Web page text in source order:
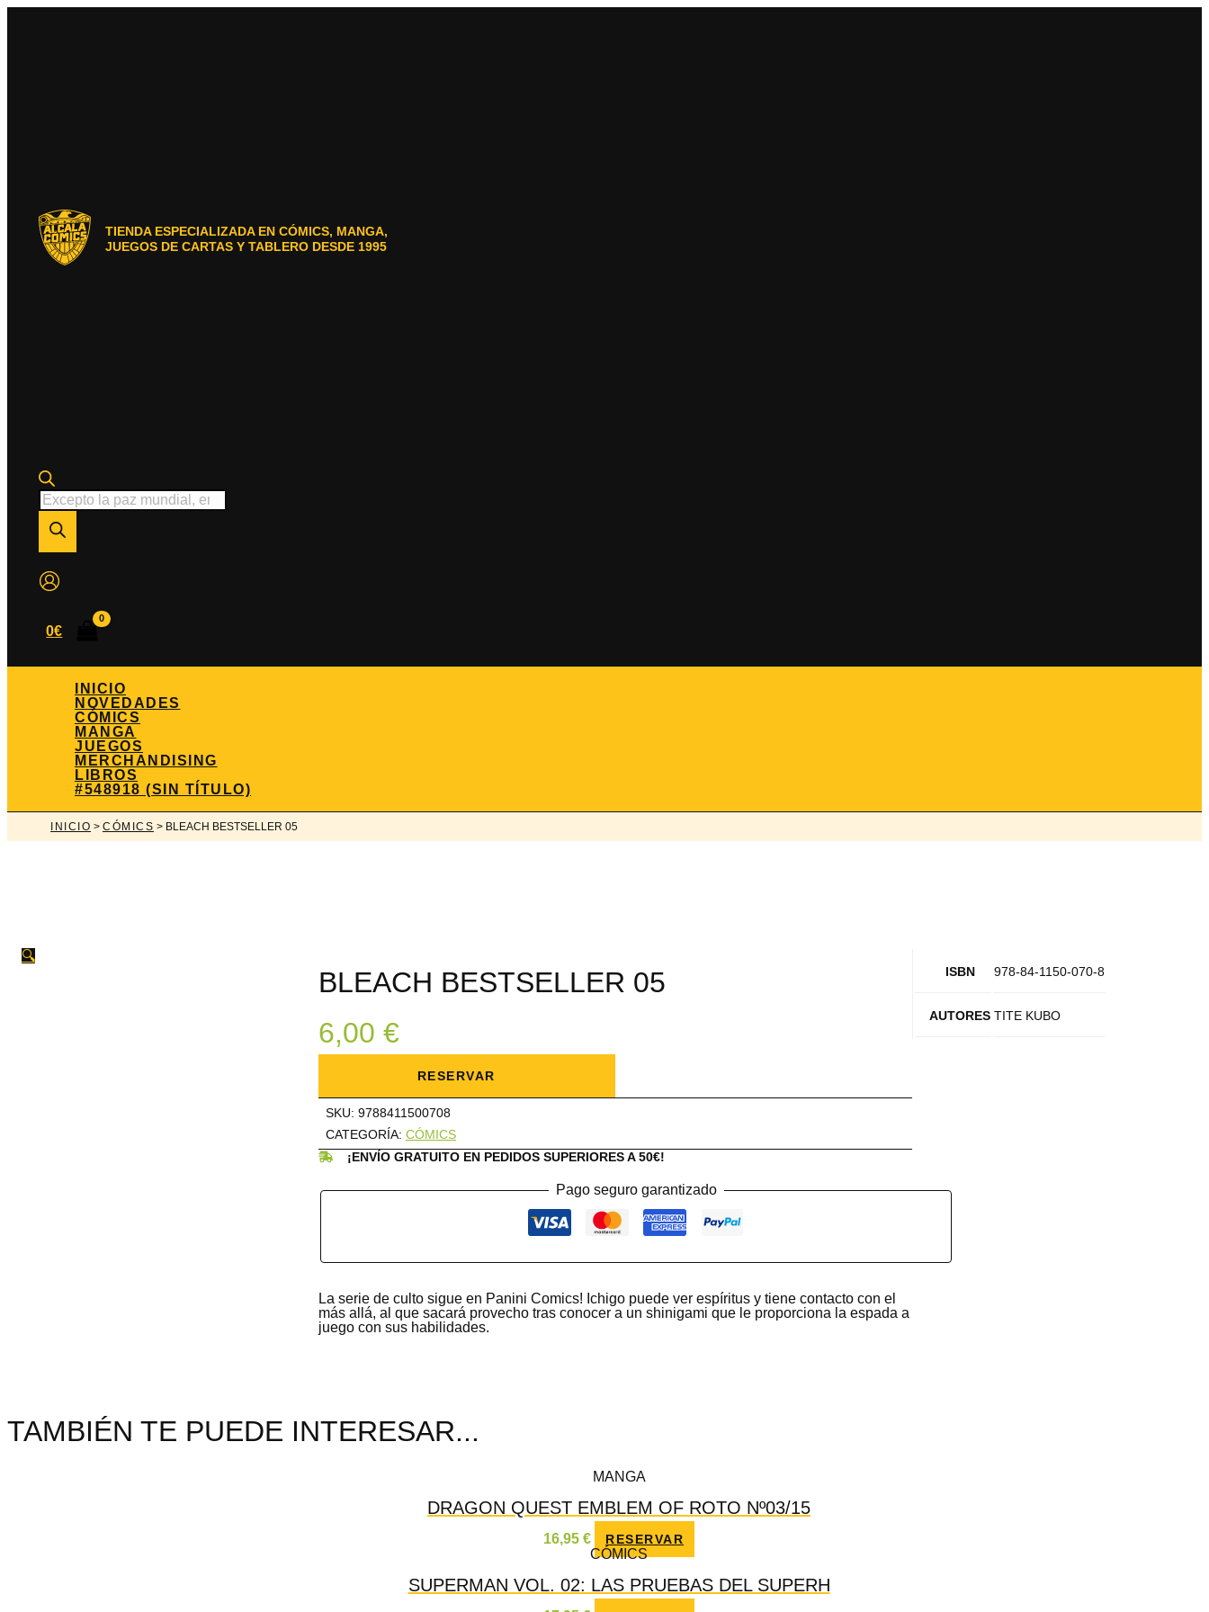
TIENDA ESPECIALIZADA EN CÓMICS, MANGA,
JUEGOS DE CARTAS Y TABLERO DESDE 1995
Búsqueda
de
productos
0€
INICIO
NOVEDADES
CÓMICS
MANGA
JUEGOS
MERCHANDISING
LIBROS
#548918 (SIN TÍTULO)
INICIO > CÓMICS > BLEACH BESTSELLER 05
🔍
BLEACH BESTSELLER 05
6,00 €
cantidad
RESERVAR
SKU: 9788411500708
CATEGORÍA: CÓMICS
¡ENVÍO GRATUITO EN PEDIDOS SUPERIORES A 50€!
Pago seguro garantizado
La serie de culto sigue en Panini Comics! Ichigo puede ver espíritus y tiene contacto con el
más allá, al que sacará provecho tras conocer a un shinigami que le proporciona la espada a
juego con sus habilidades.
ISBN 978-84-1150-070-8
AUTORES TITE KUBO
TAMBIÉN TE PUEDE INTERESAR...
MANGA
DRAGON QUEST EMBLEM OF ROTO Nº03/15
16,95 € RESERVAR
CÓMICS
SUPERMAN VOL. 02: LAS PRUEBAS DEL SUPERH